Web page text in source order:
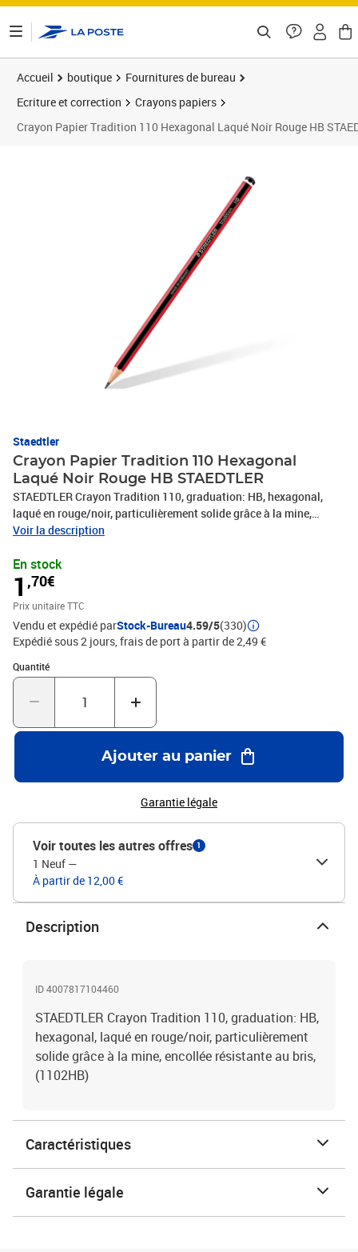
Accueil boutique
Fournitures de bureau
Ecriture et correction
Crayons papiers
Crayon Papier Tradition 110 Hexagonal Laqué Noir Rouge HB
Staedtler
Crayon Papier Tradition 110 Hexagonal
Laqué Noir Rouge HB STAEDTLER
STAEDTLER Crayon Tradition 110, graduation: HB, hexagonal,
laqué en rouge/noir, particulièrement solide grâce à la mine,
encollée résistante au bris, (1102HB)
Voir la description
En stock
1 ,70€
Prix unitaire TTC
Vendu et expédié parStock-Bureau4.59/5(330)
Expédié sous 2 jours, frais de port à partir de 2,49 €
Quantité
Quantité : 1
Ajouter au panier
Garantie légale
Voir toutes les autres offres 1
1 Neuf —
À partir de 12,00 €
Description
ID 4007817104460
STAEDTLER Crayon Tradition 110, graduation: HB,
hexagonal, laqué en rouge/noir, particulièrement
solide grâce à la mine, encollée résistante au bris,
(1102HB)
Caractéristiques
Garantie légale